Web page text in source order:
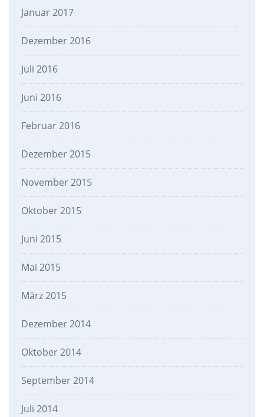
Januar 2017
Dezember 2016
Juli 2016
Juni 2016
Februar 2016
Dezember 2015
November 2015
Oktober 2015
Juni 2015
Mai 2015
März 2015
Dezember 2014
Oktober 2014
September 2014
Juli 2014